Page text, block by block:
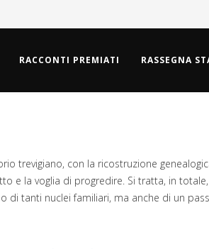
RACCONTI PREMIATI RASSEGNA
trevigiano, con la ricostruzione
e la voglia di progredire. Si tratta, in
di tanti nuclei familiari, ma anche di un